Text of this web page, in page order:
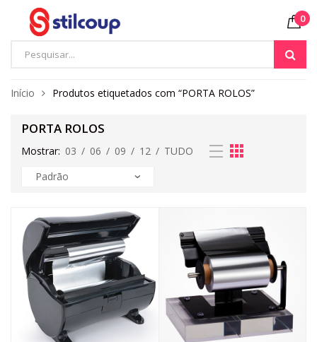
0
Início Produtos etiquetados com “PORTA ROLOS”
PORTA ROLOS
Mostrar: 03 / 06 / 09 / 12 / TUDO